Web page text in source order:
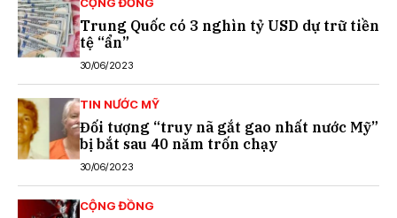
Trung Quốc có 3 nghìn tỷ USD dự trữ tiền
tệ “ẩn”
30/06/2023
TIN NƯỚC MỸ
Đối tượng “truy nã gắt gao nhất nước Mỹ”
bị bắt sau 40 năm trốn chạy
30/06/2023
CỘNG ĐỒNG